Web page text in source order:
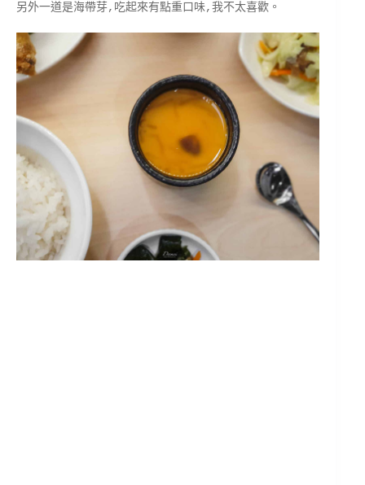
另外一道是海帶芽,吃起來有點重口味,我不太喜歡。